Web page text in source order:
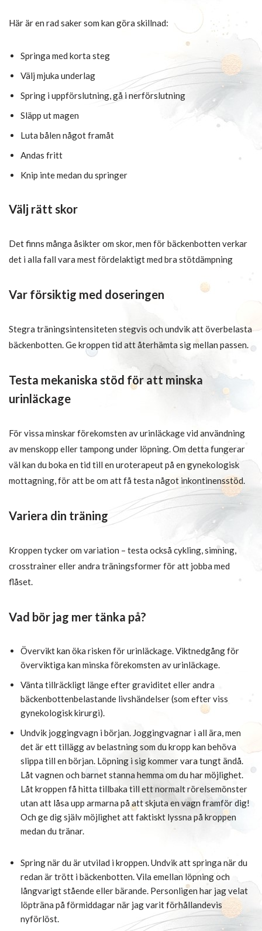
Här är en rad saker som kan göra skillnad:
Springa med korta steg
Välj mjuka underlag
Spring i uppförslutning, gå i nerförslutning
Släpp ut magen
Luta bålen något framåt
Andas fritt
Knip inte medan du springer
Välj rätt skor
Det finns många åsikter om skor, men för bäckenbotten verkar
det i alla fall vara mest fördelaktigt med bra stötdämpning
Var försiktig med doseringen
Stegra träningsintensiteten stegvis och undvik att överbelasta
bäckenbotten. Ge kroppen tid att återhämta sig mellan passen.
Testa mekaniska stöd för att minska
urinläckage
För vissa minskar förekomsten av urinläckage vid användning
av menskopp eller tampong under löpning. Om detta fungerar
väl kan du boka en tid till en uroterapeut på en gynekologisk
mottagning, för att be om att få testa något inkontinensstöd.
Variera din träning
Kroppen tycker om variation – testa också cykling, simning,
crosstrainer eller andra träningsformer för att jobba med
flåset.
Vad bör jag mer tänka på?
Övervikt kan öka risken för urinläckage. Viktnedgång för
överviktiga kan minska förekomsten av urinläckage.
Vänta tillräckligt länge efter graviditet eller andra
bäckenbottenbelastande livshändelser (som efter viss
gynekologisk kirurgi).
Undvik joggingvagn i början. Joggingvagnar i all ära, men
det är ett tillägg av belastning som du kropp kan behöva
slippa till en början. Löpning i sig kommer vara tungt ändå.
Låt vagnen och barnet stanna hemma om du har möjlighet.
Låt kroppen få hitta tillbaka till ett normalt rörelsemönster
utan att låsa upp armarna på att skjuta en vagn framför dig!
Och ge dig själv möjlighet att faktiskt lyssna på kroppen
medan du tränar.
Spring när du är utvilad i kroppen. Undvik att springa när du
redan är trött i bäckenbotten. Vila emellan löpning och
långvarigt stående eller bärande. Personligen har jag velat
löpträna på förmiddagar när jag varit förhållandevis
nyförlöst.